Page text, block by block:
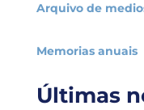
Arquivo de
Memorias anuais
Últimas